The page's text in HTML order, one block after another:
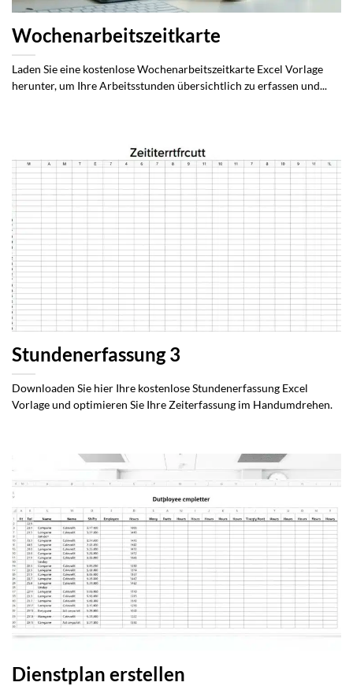
Wochenarbeitszeitkarte
Laden Sie eine kostenlose Wochenarbeitszeitkarte Excel Vorlage
herunter, um Ihre Arbeitsstunden übersichtlich zu erfassen und...
Stundenerfassung 3
Downloaden Sie hier Ihre kostenlose Stundenerfassung Excel
Vorlage und optimieren Sie Ihre Zeiterfassung im Handumdrehen.
Dienstplan erstellen